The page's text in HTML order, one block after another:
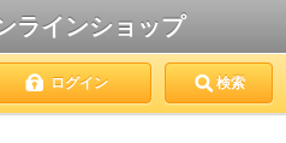
ラインショップ
ログイン 検索